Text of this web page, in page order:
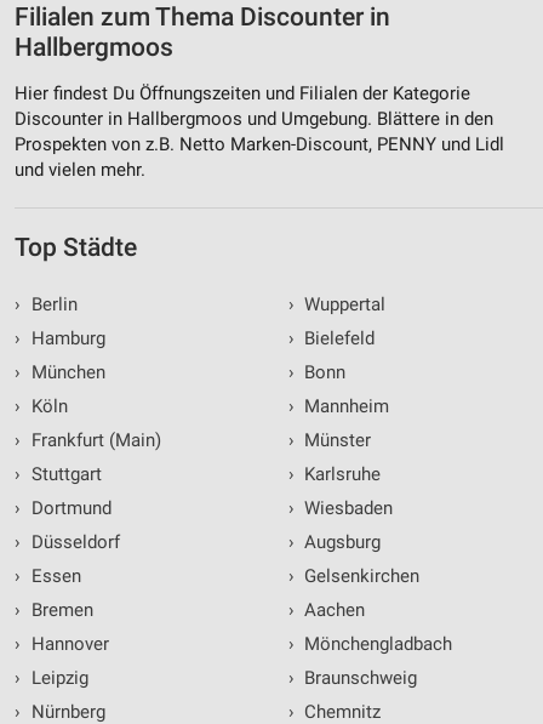
Filialen zum Thema Discounter in
Hallbergmoos
Hier findest Du Öffnungszeiten und Filialen der Kategorie
Discounter in Hallbergmoos und Umgebung. Blättere in den
Prospekten von z.B. Netto Marken-Discount, PENNY und Lidl
und vielen mehr.
Top Städte
›
Berlin
›
Hamburg
›
München
›
Köln
›
Frankfurt (Main)
› Stuttgart
›
Dortmund
›
Düsseldorf
›
Essen
›
Bremen
›
Hannover
›
Leipzig
›
Nürnberg
› Wuppertal
› Bielefeld
› Bonn
› Mannheim
› Münster
› Karlsruhe
› Wiesbaden
› Augsburg
› Gelsenkirchen
› Aachen
› Mönchengladbach
› Braunschweig
› Chemnitz